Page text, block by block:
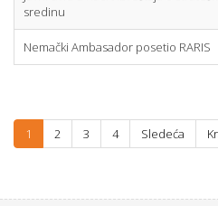
sredinu
Nemački Ambasador posetio RARIS
1
2 3 4 Sledeća